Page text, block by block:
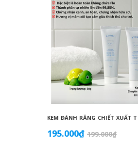
195.000₫ 199.000₫